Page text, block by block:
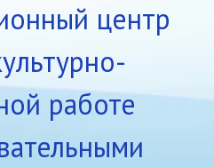
центр
работе